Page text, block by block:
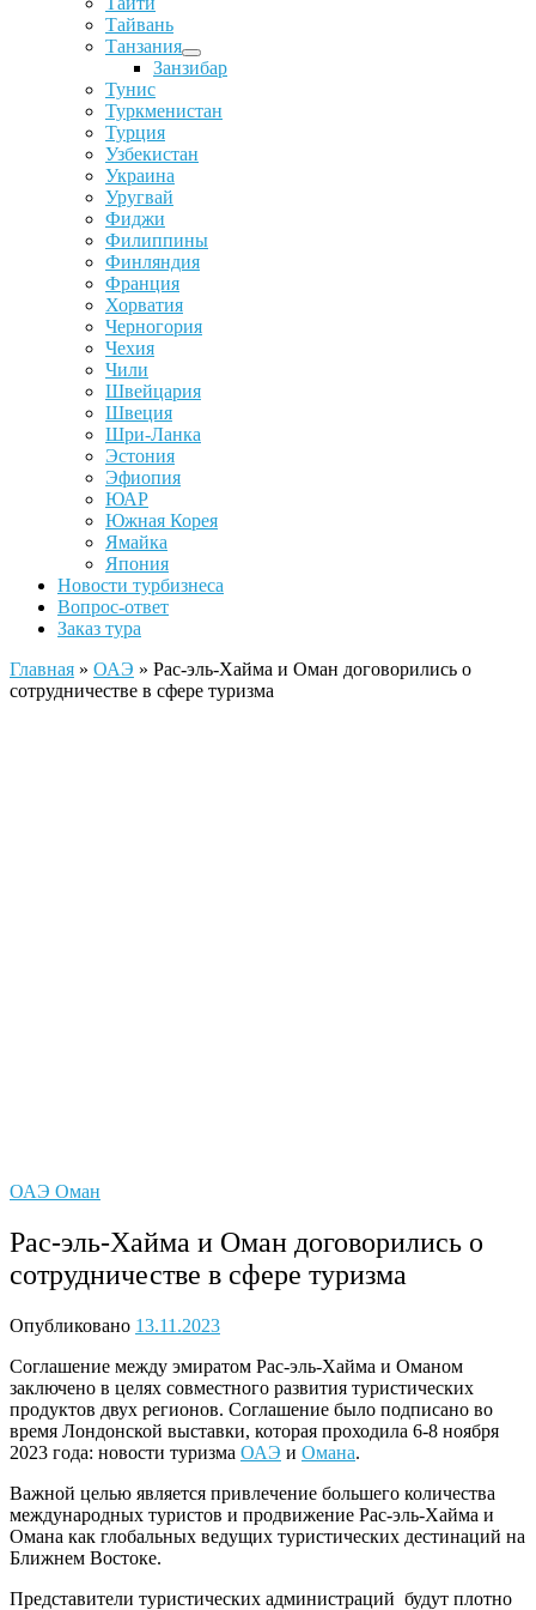
Тайвань
Танзания
Занзибар
Тунис
Туркменистан
Турция
Узбекистан
Украина
Уругвай
Фиджи
Филиппины
Финляндия
Франция
Хорватия
Черногория
Чехия
Чили
Швейцария
Швеция
Шри-Ланка
Эстония
Эфиопия
ЮАР
Южная Корея
Ямайка
Япония
Новости турбизнеса
Вопрос-ответ
Заказ тура
Главная » ОАЭ » Рас-эль-Хайма и Оман договорились о
сотрудничестве в сфере туризма
ОАЭ Оман
Рас-эль-Хайма и Оман договорились о
сотрудничестве в сфере туризма
Опубликовано 13.11.2023
Соглашение между эмиратом Рас-эль-Хайма и Оманом
заключено в целях совместного развития туристических
продуктов двух регионов. Соглашение было подписано во
время Лондонской выставки, которая проходила 6-8 ноября
2023 года: новости туризма ОАЭ и Омана.
Важной целью является привлечение большего количества
международных туристов и продвижение Рас-эль-Хайма и
Омана как глобальных ведущих туристических дестинаций на
Ближнем Востоке.
Представители туристических администраций будут плотно